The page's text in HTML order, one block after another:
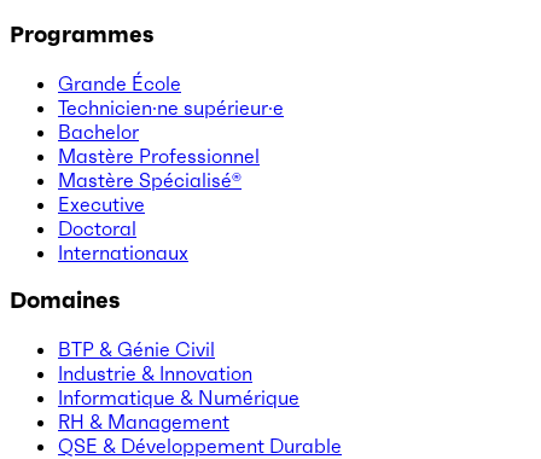
Programmes
Grande École
Technicien·ne supérieur·e
Bachelor
Mastère Professionnel
Mastère Spécialisé®
Executive
Doctoral
Internationaux
Domaines
BTP & Génie Civil
Industrie & Innovation
Informatique & Numérique
RH & Management
QSE & Développement Durable